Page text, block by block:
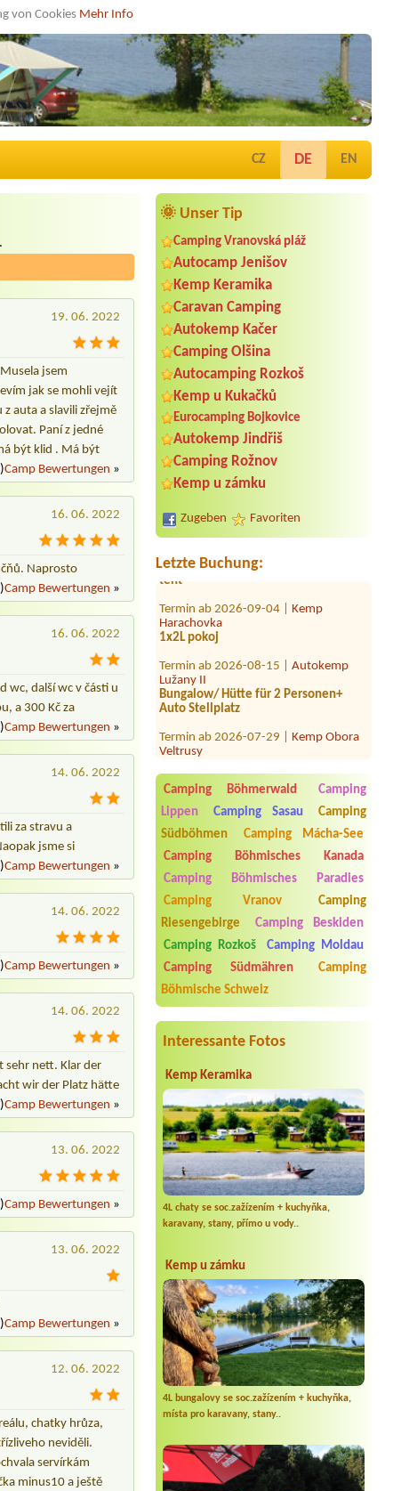
von Cookies Mehr Info
CZ DE EN
🌞 Unser Tip
Camping Vranovská pláž
Autocamp Jenišov
Kemp Keramika
Caravan Camping
Autokemp Kačer
Camping Olšina
Autocamping Rozkoš
Kemp u Kukačků
Eurocamping Bojkovice
Autokemp Jindřiš
Camping Rožnov
Kemp u zámku
Zugeben Favoriten
Letzte Buchung:
Termin ab 2026-07-22 |
Pilák
Termin ab 2026-08-01 |
tent
Termin ab 2026-09-04 |
Harachovka
1x2L pokoj
Termin ab 2026-08-15 |
Lužany II
Bungalow/ Hütte für 2 Personen+
Auto Stellplatz
Termin ab 2026-07-29 |
Veltrusy
Termin ab 2026-07-29 |
Osek
Radost
2 chatky 6 osob
Termin ab 2026-07-31 |Kemp
Krumlov
5 osôb
Termin ab 2026-08-21 |
Autocamp
Nové Město
3B Bungalow oder 4B Bungalow: 2
Termin ab 2026-08-07 |
Camping Böhmerwald
Camping
Lippen
Camping Sasau
Camping
Südböhmen
Camping Mácha-See
Camping Böhmisches Kanada
Camping Böhmisches Paradies
Camping Vranov
Camping
Riesengebirge
Camping Beskiden
Camping Rozkoš
Camping Moldau
Camping Südmähren
Camping
Böhmische Schweiz
Interessante Fotos
Kemp Keramika
4L chaty se soc.zažízením + kuchyňka,
karavany, stany, přímo u vody..
Kemp u zámku
4L bungalovy se soc.zažízením + kuchyňka,
místa pro karavany, stany..
19. 06. 2022
jsem
jak se mohli vejít
auta a slavili zřejmě
Paní z jedné
být klid . Má být
Camp Bewertungen »
16. 06. 2022
Naprosto
Camp Bewertungen »
16. 06. 2022
wc, další wc v části u
a 300 Kč za
Camp Bewertungen »
14. 06. 2022
za stravu a
jsme si
Camp Bewertungen »
14. 06. 2022
Camp Bewertungen »
14. 06. 2022
sehr nett. Klar der
wir der Platz hätte
Camp Bewertungen »
13. 06. 2022
Camp Bewertungen »
13. 06. 2022
Camp Bewertungen »
12. 06. 2022
chatky hrůza,
neviděli.
servírkám
minus10 a ještě